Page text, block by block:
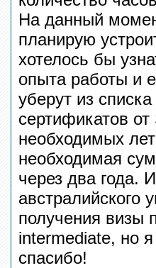
На данный
планирую
хотелось бы
опыта работы и
уберут из
сертификатов
необходимых
необходимая
через два года.
австралийского
получения визы
intermediate, но
спасибо!